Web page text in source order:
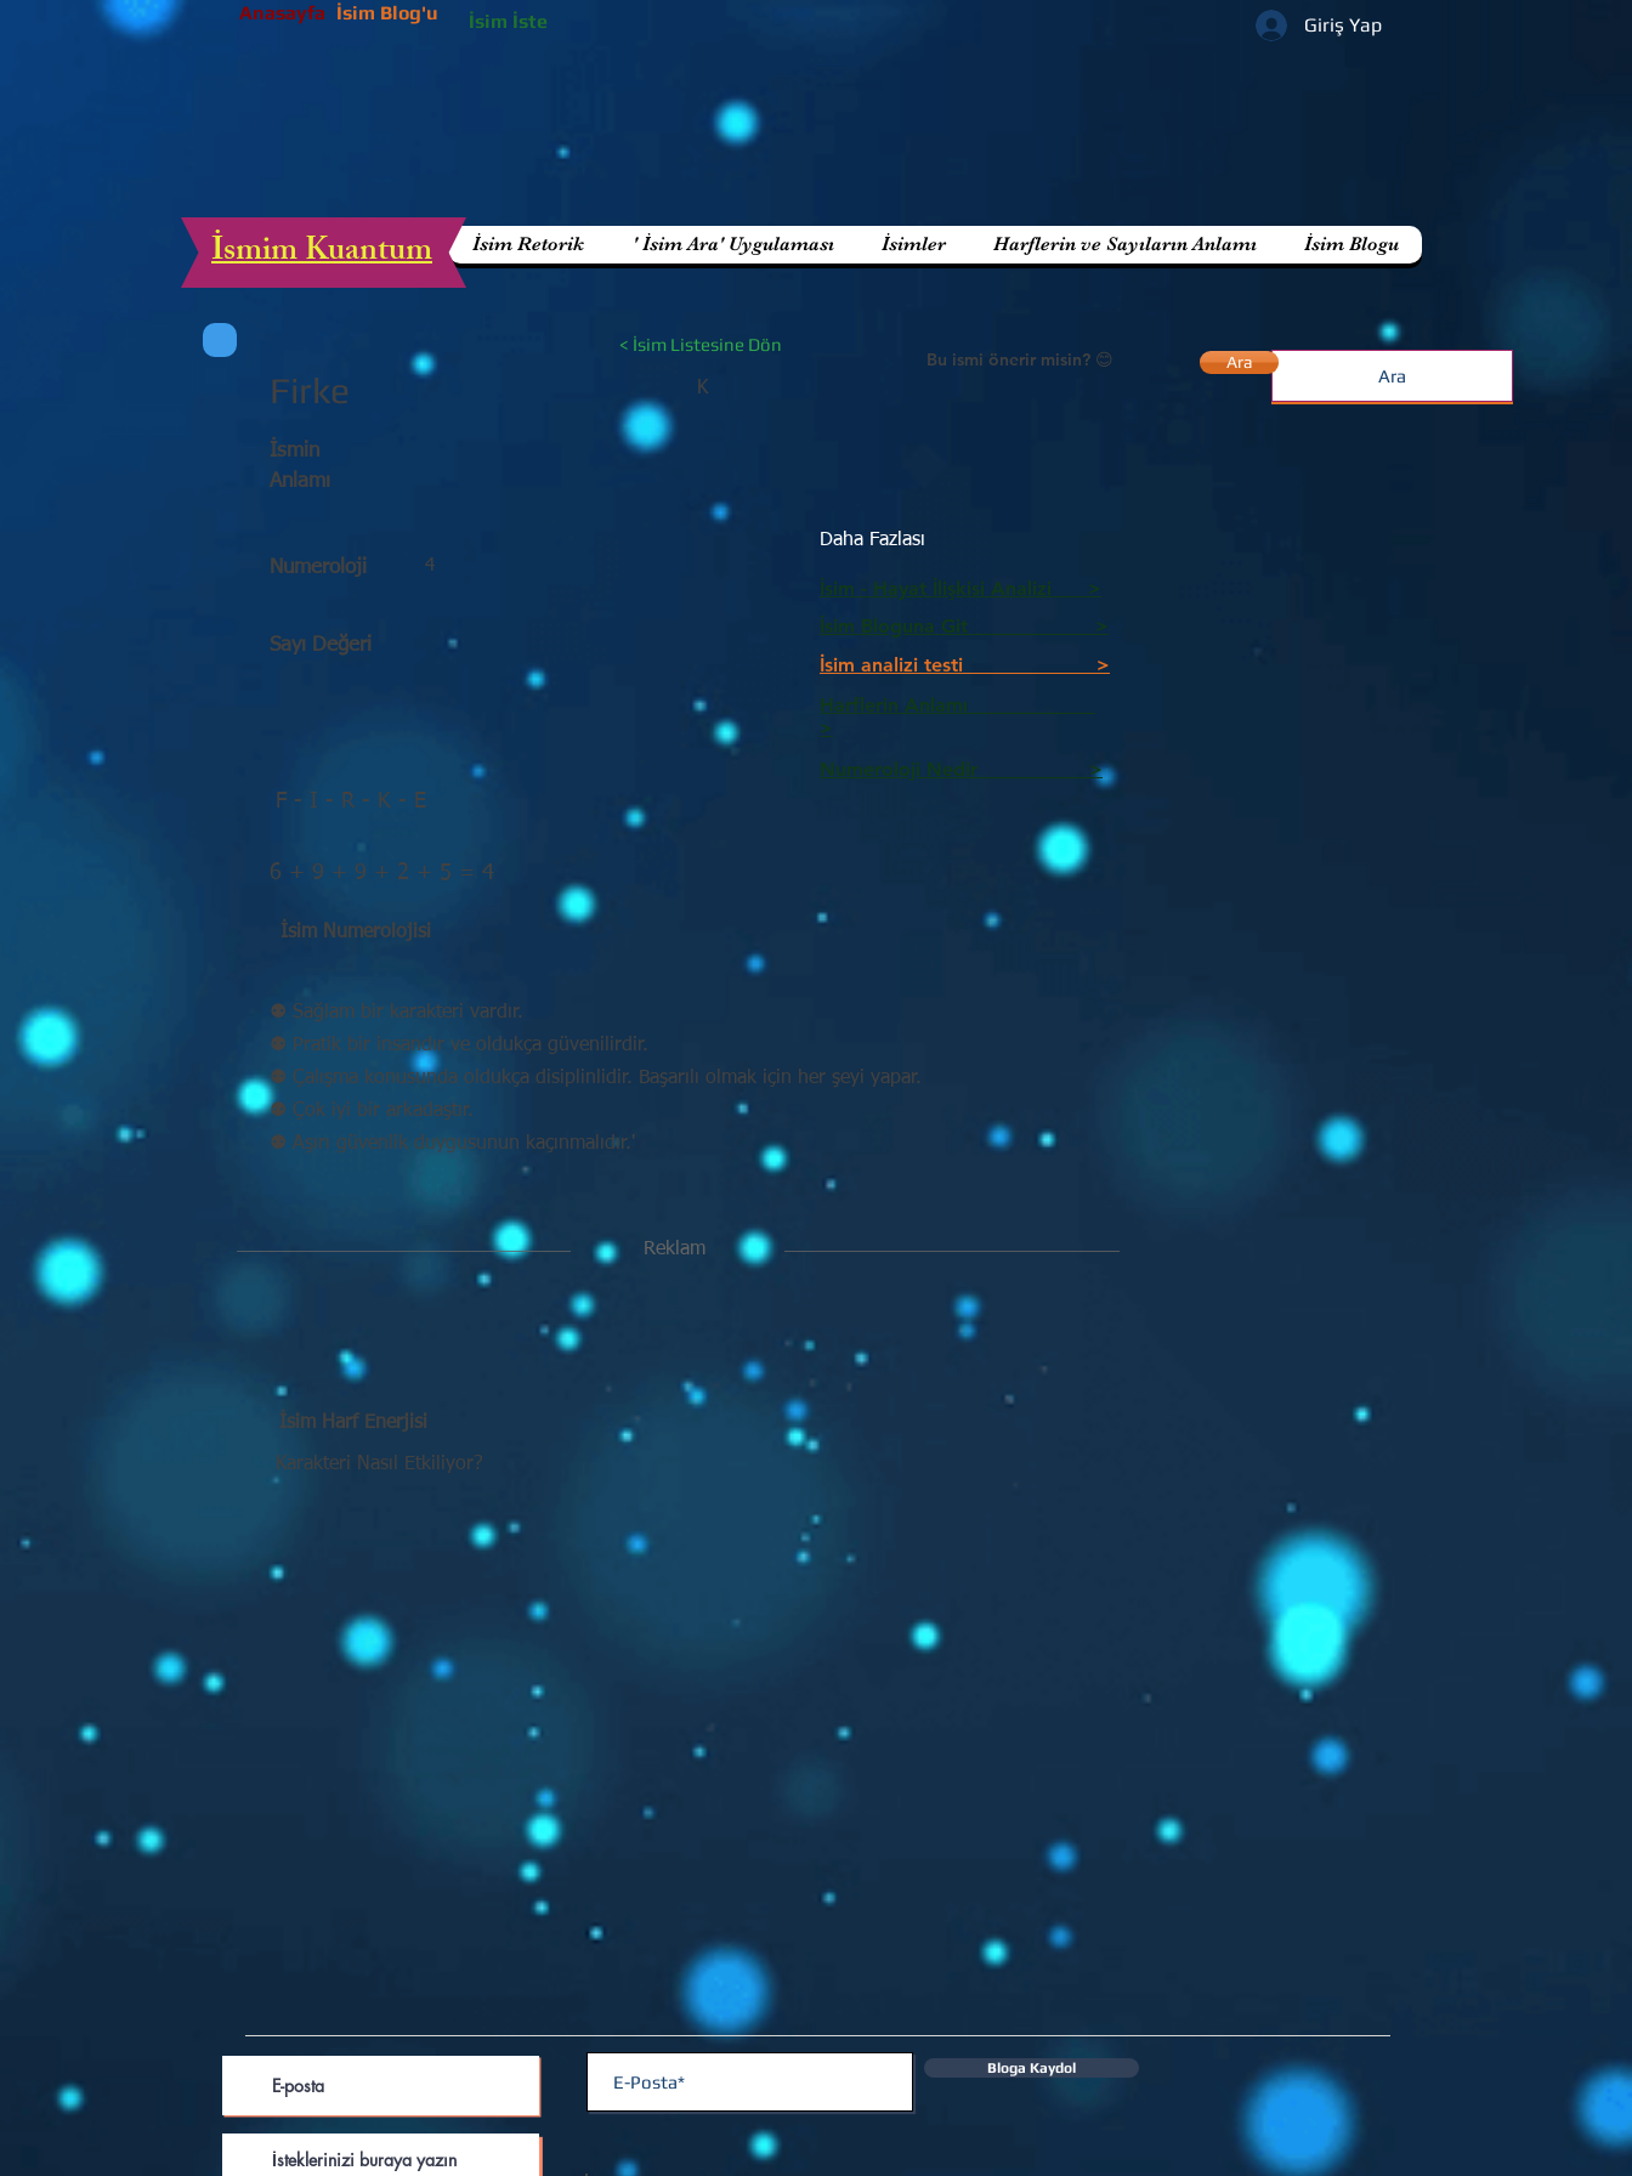
Anasayfa
Giriş Yap
İsim Blog'u İsim İste
İsim Retorik ' İsim Ara' Uygulaması İsimler Harflerin ve Sayıların Anlamı İsim Blogu
İsmim Kuantum
< İsim Listesine Dön
Firke K
Bu ismi önerir misin? 😊
İsmin
Anlamı
Numeroloji 4
Sayı Değeri
F - I - R - K - E
Daha Fazlası
İsim - Hayat İlişkisi Analizi >
İsim Bloguna Git >
İsim analizi testi >
Harflerin Anlamı
>
Numeroloji Nedir_________ >
6 + 9 + 9 + 2 + 5 = 4
İsim Numerolojisi
⚉ Sağlam bir karakteri vardır.
⚉ Pratik bir insandır ve oldukça güvenilirdir.
⚉ Çalışma konusunda oldukça disiplinlidir. Başarılı olmak için her şeyi yapar.
⚉ Çok iyi bir arkadaştır.
⚉ Aşırı güvenlik duygusunun kaçınmalıdır.'
Reklam
İsim Harf Enerjisi
Karakteri Nasıl Etkiliyor?
Ara
Bloga Kaydol